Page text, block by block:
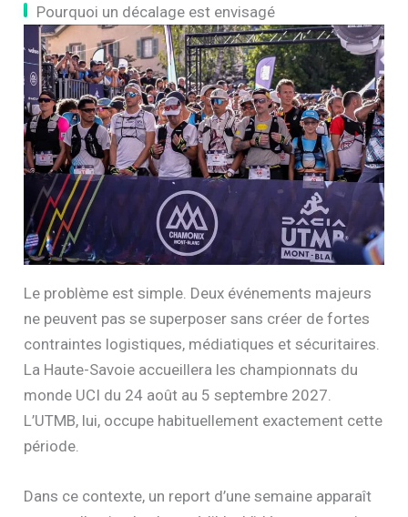
Pourquoi un décalage est envisagé
Le problème est simple. Deux événements majeurs
ne peuvent pas se superposer sans créer de fortes
contraintes logistiques, médiatiques et sécuritaires.
La Haute-Savoie accueillera les championnats du
monde UCI du 24 août au 5 septembre 2027.
L’UTMB, lui, occupe habituellement exactement cette
période.
Dans ce contexte, un report d’une semaine apparaît